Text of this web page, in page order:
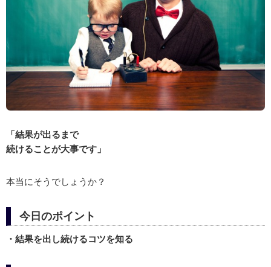
「結果が出るまで
続けることが大事です」
本当にそうでしょうか？
今日のポイント
・結果を出し続けるコツを知る